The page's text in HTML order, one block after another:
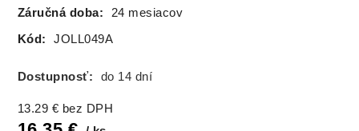
Záručná doba: 24 mesiacov
Kód: JOLL049A
Dostupnosť: do 14 dní
13.29 € bez DPH